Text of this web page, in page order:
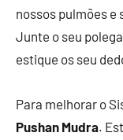
nossos pulmões e
Junte o seu
estique os seu
Para melhorar o
Pushan Mudra.